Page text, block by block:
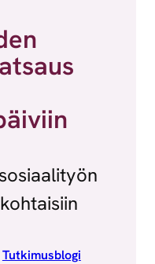
Tutkimusblogi